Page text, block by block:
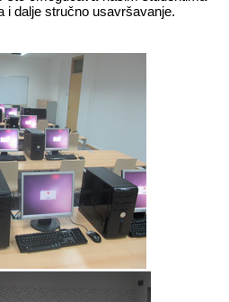
i dalje stručno usavršavanje.